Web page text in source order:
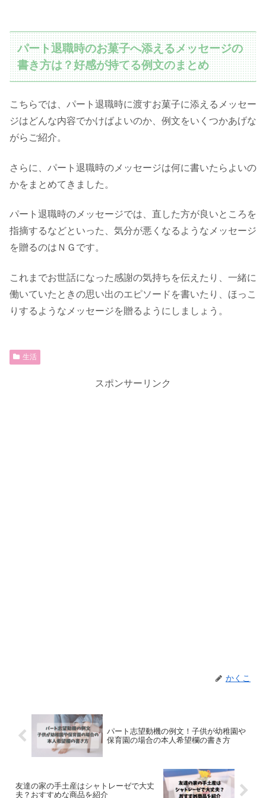
パート退職時のお菓子へ添えるメッセージの
書き方は？好感が持てる例文のまとめ
こちらでは、パート退職時に渡すお菓子に添えるメッセー
ジはどんな内容でかけばよいのか、例文をいくつかあげな
がらご紹介。
さらに、パート退職時のメッセージは何に書いたらよいの
かをまとめてきました。
パート退職時のメッセージでは、直した方が良いところを
指摘するなどといった、気分が悪くなるようなメッセージ
を贈るのはＮＧです。
これまでお世話になった感謝の気持ちを伝えたり、一緒に
働いていたときの思い出のエピソードを書いたり、ほっこ
りするようなメッセージを贈るようにしましょう。
生活
スポンサーリンク
かくこ
パート志望動機の例文！子供が幼稚園や
保育園の場合の本人希望欄の書き方
友達の家の手土産はシャトレーゼで大丈
夫？おすすめな商品を紹介